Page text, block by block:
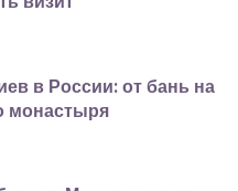
в России: от бань на
монастыря